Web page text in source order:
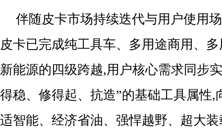
伴随皮卡市场持续迭代与用户使用
皮卡已完成纯工具车、多用途商用、
新能源的四级跨越,用户核心需求同步
得稳、修得起、抗造”的基础工具属性,
适智能、经济省油、强悍越野、超大